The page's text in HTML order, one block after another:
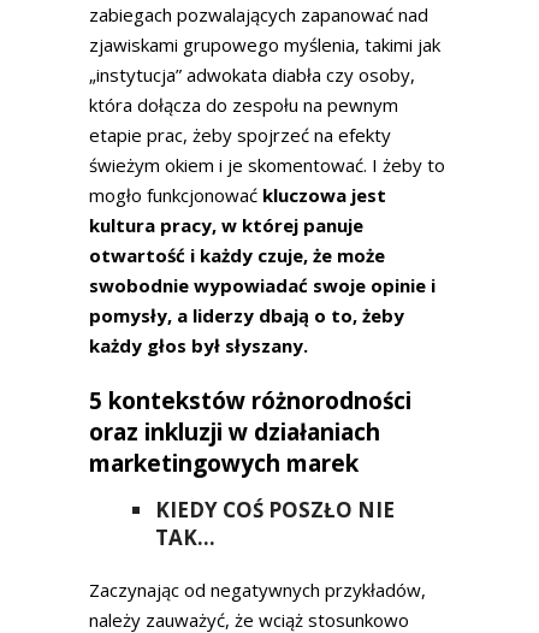
zabiegach pozwalających zapanować nad
zjawiskami grupowego myślenia, takimi jak
„instytucja” adwokata diabła czy osoby,
która dołącza do zespołu na pewnym
etapie prac, żeby spojrzeć na efekty
świeżym okiem i je skomentować. I żeby to
mogło funkcjonować kluczowa jest
kultura pracy, w której panuje
otwartość i każdy czuje, że może
swobodnie wypowiadać swoje opinie i
pomysły, a liderzy dbają o to, żeby
każdy głos był słyszany.
5 kontekstów różnorodności
oraz inkluzji w działaniach
marketingowych marek
KIEDY COŚ POSZŁO NIE
TAK…
Zaczynając od negatywnych przykładów,
należy zauważyć, że wciąż stosunkowo